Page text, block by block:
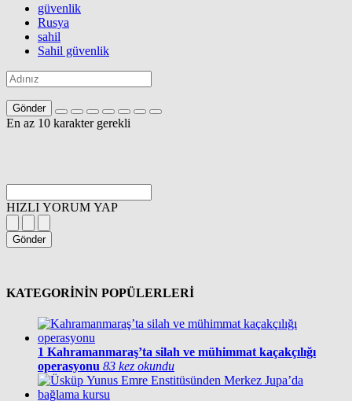
güvenlik
Rusya
sahil
Sahil güvenlik
Gönder
En az 10 karakter gerekli
HIZLI YORUM YAP
Gönder
KATEGORİNİN POPÜLERLERİ
1 Kahramanmaraş’ta silah ve mühimmat kaçakçılığı
operasyonu 83 kez okundu